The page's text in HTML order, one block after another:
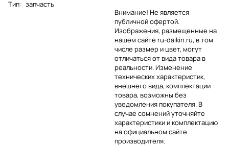
Тип: запчасть
Внимание! Не является
публичной офертой.
Изображения, размещенные на
нашем сайте ru-daikin.ru, в том
числе размер и цвет, могут
отличаться от вида товара в
реальности. Изменение
технических характеристик,
внешнего вида, комплектации
товара, возможны без
уведомления покупателя. В
случае сомнений уточняйте
характеристики и комплектацию
на официальном сайте
производителя.